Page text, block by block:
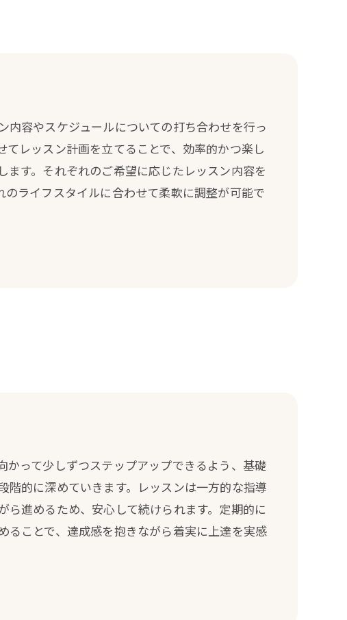
内容やスケジュールについての打ち合わせを行っ
レッスン計画を立てることで、効率的かつ楽し
ます。それぞれのご希望に応じたレッスン内容を
ライフスタイルに合わせて柔軟に調整が可能で
かって少しずつステップアップできるよう、基礎
階的に深めていきます。レッスンは一方的な指導
進めるため、安心して続けられます。定期的に
ることで、達成感を抱きながら着実に上達を実感